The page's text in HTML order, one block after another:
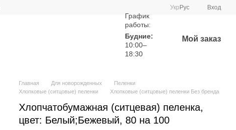
Укр Рус Вход
График
работы:
Будние:
10:00–
18:30
Мой заказ
Главная Для новорожденных
Пеленки
Хлопковые (ситцовые) пеленки
Хлопковые (ситцовые) пеленки Без бренда
Хлопчатобумажная (ситцевая) пеленка,
цвет: Белый;Бежевый, 80 на 100